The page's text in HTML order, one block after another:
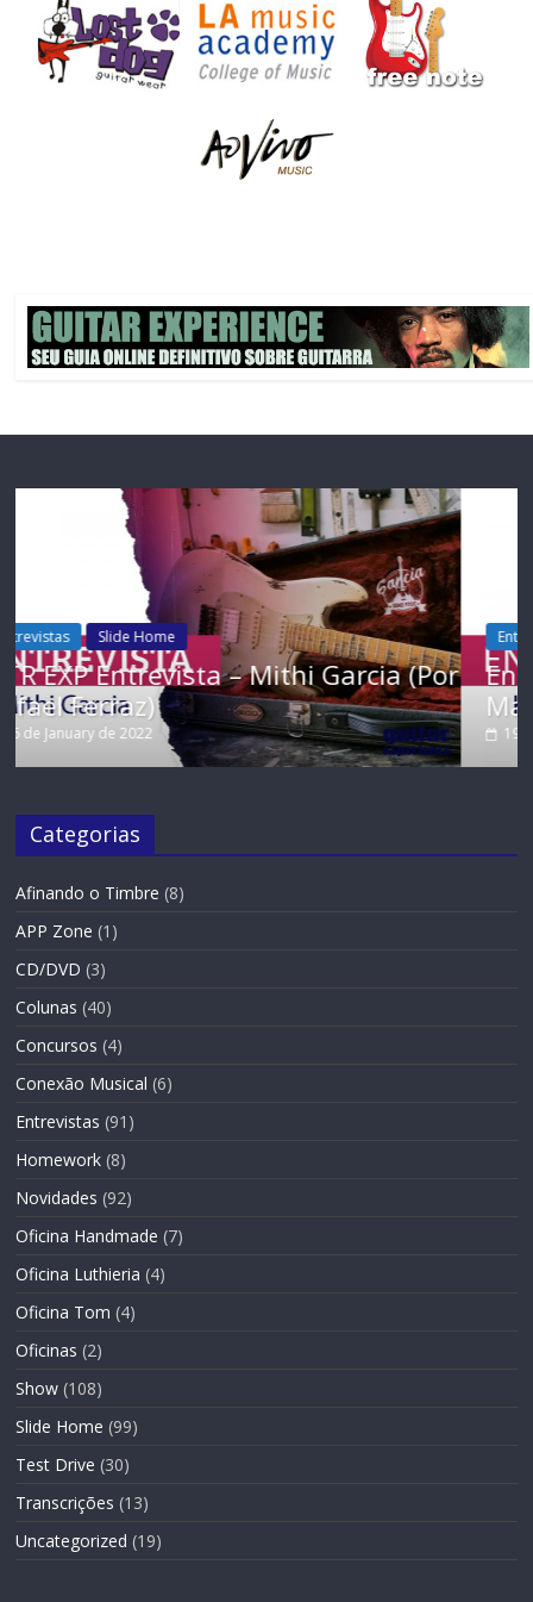
(Por
Entrevistas Slide Home
Entrevista – Kiko Shred (Por
Maltez)
19 de November de 2021
Categorias
Afinando o Timbre (8)
APP Zone (1)
CD/DVD (3)
Colunas (40)
Concursos (4)
Conexão Musical (6)
Entrevistas (91)
Homework (8)
Novidades (92)
Oficina Handmade (7)
Oficina Luthieria (4)
Oficina Tom (4)
Oficinas (2)
Show (108)
Slide Home (99)
Test Drive (30)
Transcrições (13)
Uncategorized (19)